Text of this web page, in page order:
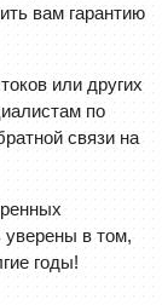
вам гарантию
или других
по
связи на
уверены в том,
годы!